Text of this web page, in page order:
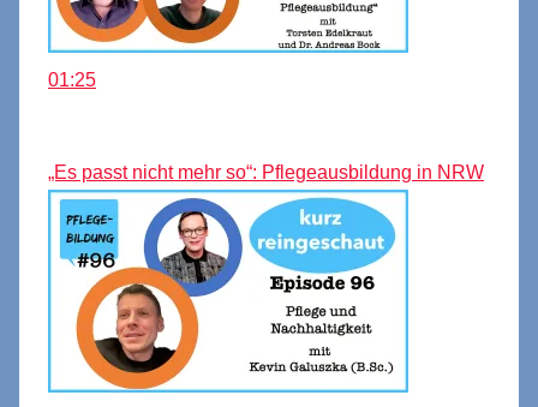
01:25
„Es passt nicht mehr so“: Pflegeausbildung in NRW